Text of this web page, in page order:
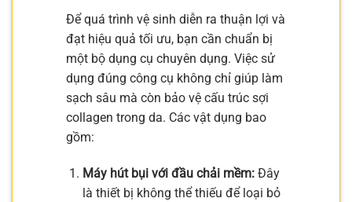
Để quá trình vệ sinh diễn ra thuận lợi và
đạt hiệu quả tối ưu, bạn cần chuẩn bị
một bộ dụng cụ chuyên dụng. Việc sử
dụng đúng công cụ không chỉ giúp làm
sạch sâu mà còn bảo vệ cấu trúc sợi
collagen trong da. Các vật dụng bao
gồm:
Máy hút bụi với đầu chải mềm:Đây
là thiết bị không thể thiếu để loại bỏ